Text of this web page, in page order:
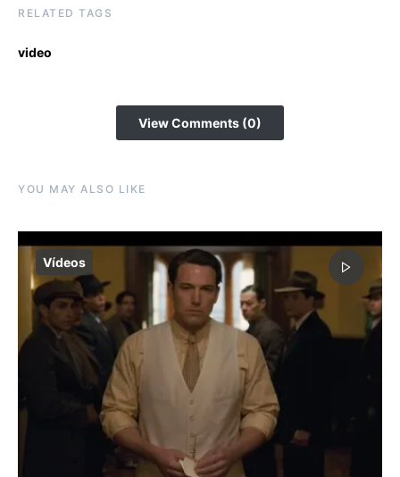
RELATED TAGS
video
View Comments (0)
YOU MAY ALSO LIKE
Vídeos